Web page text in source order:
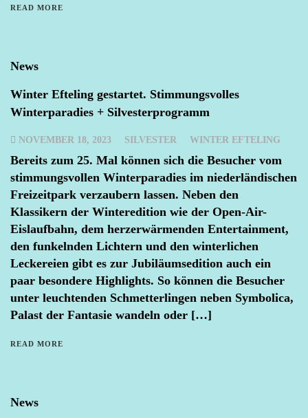
READ MORE
News
Winter Efteling gestartet. Stimmungsvolles
Winterparadies + Silvesterprogramm
NOVEMBER 18, 2023 SILVESTER WINTER EFTELING
Bereits zum 25. Mal können sich die Besucher vom
stimmungsvollen Winterparadies im niederländischen
Freizeitpark verzaubern lassen. Neben den
Klassikern der Winteredition wie der Open-Air-
Eislaufbahn, dem herzerwärmenden Entertainment,
den funkelnden Lichtern und den winterlichen
Leckereien gibt es zur Jubiläumsedition auch ein
paar besondere Highlights. So können die Besucher
unter leuchtenden Schmetterlingen neben Symbolica,
Palast der Fantasie wandeln oder […]
READ MORE
News